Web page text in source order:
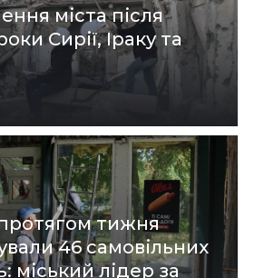
міста після
Сирії, Іраку та
тижня
46 самовільних
міський лідер за